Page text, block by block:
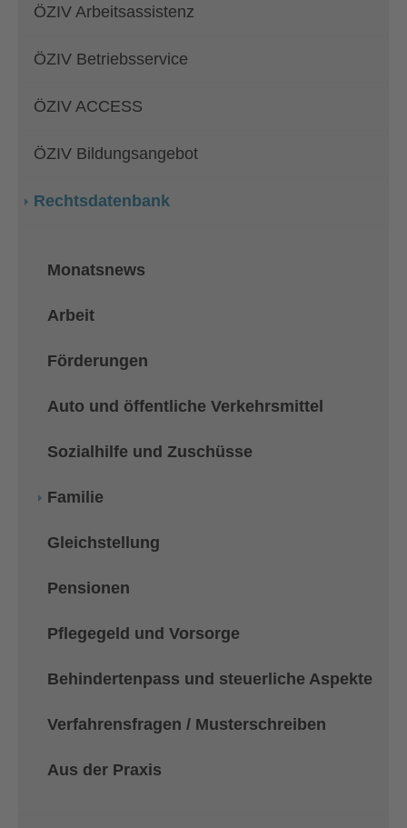
ÖZIV Arbeitsassistenz
ÖZIV Betriebsservice
ÖZIV ACCESS
ÖZIV Bildungsangebot
Rechtsdatenbank
Monatsnews
Arbeit
Förderungen
Auto und öffentliche Verkehrsmittel
Sozialhilfe und Zuschüsse
Familie
Gleichstellung
Pensionen
Pflegegeld und Vorsorge
Behindertenpass und steuerliche Aspekte
Verfahrensfragen / Musterschreiben
Aus der Praxis